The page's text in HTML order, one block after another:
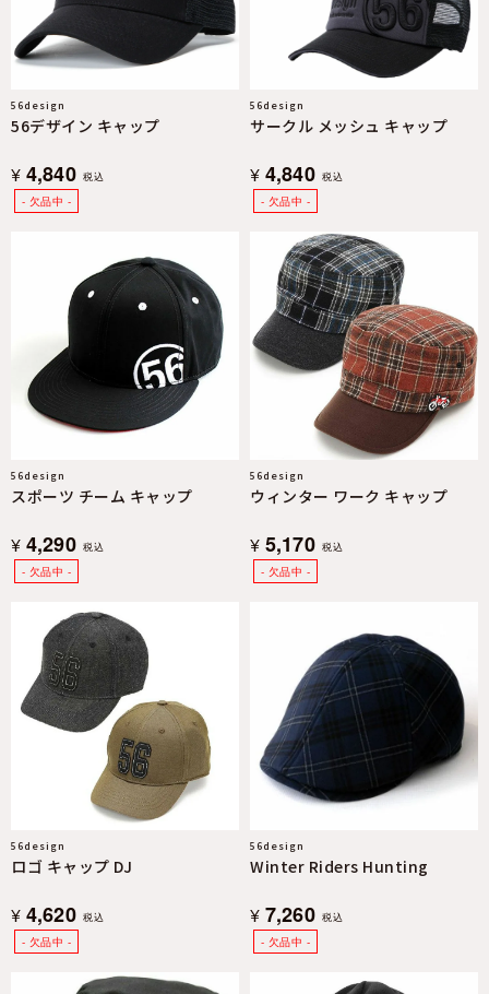
56design
56デザイン キャップ
¥ 4,840 税込
56design
サークル メッシュ キャップ
¥ 4,840 税込
56design
スポーツ チーム キャップ
¥ 4,290 税込
56design
ウィンター ワーク キャップ
¥ 5,170 税込
56design
ロゴ キャップ DJ
¥ 4,620 税込
56design
Winter Riders Hunting
¥ 7,260 税込